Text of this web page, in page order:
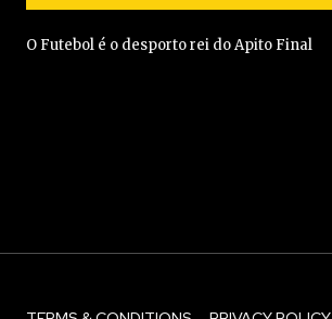
O Futebol é o desporto rei do Apito Final